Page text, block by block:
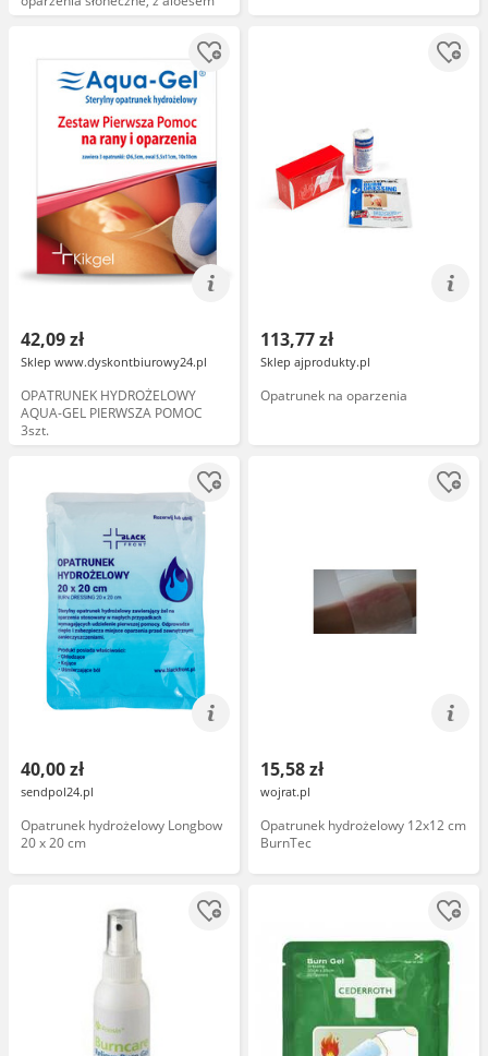
42,09 zł
Sklep www.dyskontbiurowy24.pl
OPATRUNEK HYDROŻELOWY
AQUA-GEL PIERWSZA POMOC
3szt.
113,77 zł
Sklep ajprodukty.pl
Opatrunek na oparzenia
40,00 zł
sendpol24.pl
Opatrunek hydrożelowy Longbow
20 x 20 cm
15,58 zł
wojrat.pl
Opatrunek hydrożelowy 12x12 cm
BurnTec